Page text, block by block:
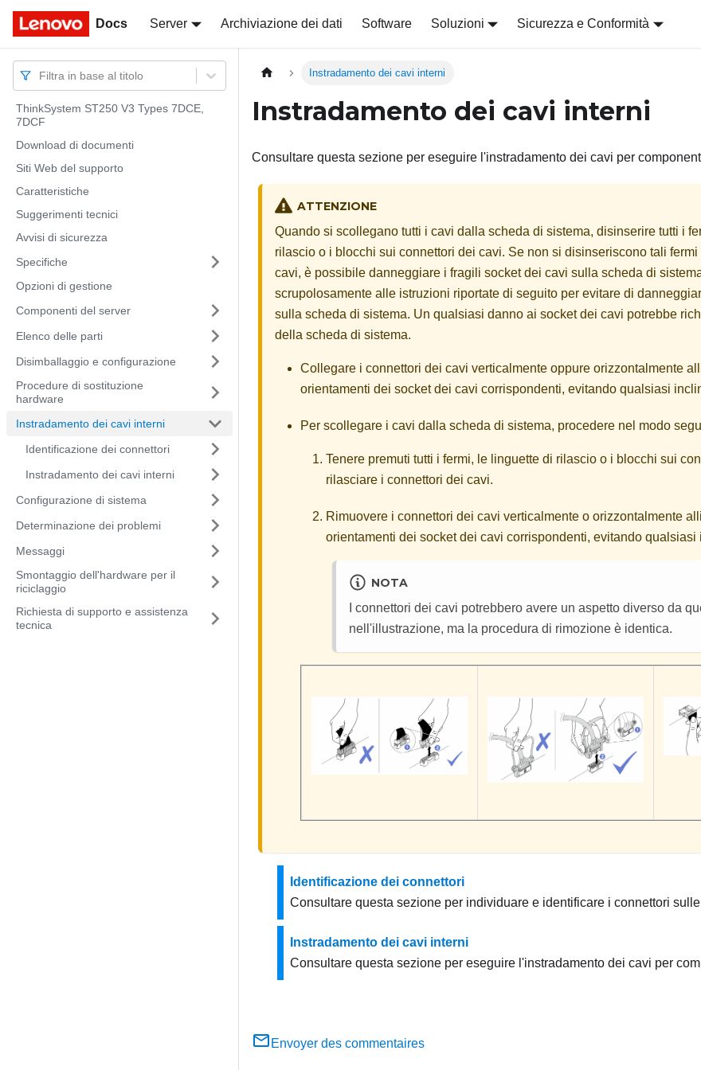
Docs Server Archiviazione dei dati Software Soluzioni Sicurezza e Conformità
Docs
Filtra in base al titolo
ThinkSystem ST250 V3 Types 7DCE,
7DCF
Download di documenti
Siti Web del supporto
Caratteristiche
Suggerimenti tecnici
Avvisi di sicurezza
Specifiche
Opzioni di gestione
Componenti del server
Elenco delle parti
Disimballaggio e configurazione
Procedure di sostituzione
hardware
Instradamento dei cavi interni
Identificazione dei connettori
Instradamento dei cavi interni
Configurazione di sistema
Determinazione dei problemi
Messaggi
Smontaggio dell'hardware per il
riciclaggio
Richiesta di supporto e assistenza
tecnica
Instradamento dei cavi interni
Instradamento dei cavi interni
Consultare questa sezione per eseguire l'instradamento dei cavi per
ATTENZIONE
Quando si scollegano tutti i cavi dalla scheda di sistema, disinserire tutti i
rilascio o i blocchi sui connettori dei cavi. Se non si disinseriscono tali
cavi, è possibile danneggiare i fragili socket dei cavi sulla scheda di
scrupolosamente alle istruzioni riportate di seguito per evitare di
sulla scheda di sistema. Un qualsiasi danno ai socket dei cavi potrebbe
della scheda di sistema.
Collegare i connettori dei cavi verticalmente oppure orizzontalmente
orientamenti dei socket dei cavi corrispondenti, evitando qualsiasi
Per scollegare i cavi dalla scheda di sistema, procedere nel modo
Tenere premuti tutti i fermi, le linguette di rilascio o i blocchi sui
rilasciare i connettori dei cavi.
Rimuovere i connettori dei cavi verticalmente o orizzontalmente
orientamenti dei socket dei cavi corrispondenti, evitando qualsiasi
NOTA
I connettori dei cavi potrebbero avere un aspetto diverso da
nell'illustrazione, ma la procedura di rimozione è identica.
Identificazione dei connettori
Consultare questa sezione per individuare e identificare i connettori
Instradamento dei cavi interni
Consultare questa sezione per eseguire l'instradamento dei cavi per
Envoyer des commentaires